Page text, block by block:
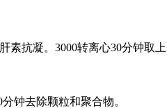
素抗凝。3000转离心30分钟取上
钟去除颗粒和聚合物。